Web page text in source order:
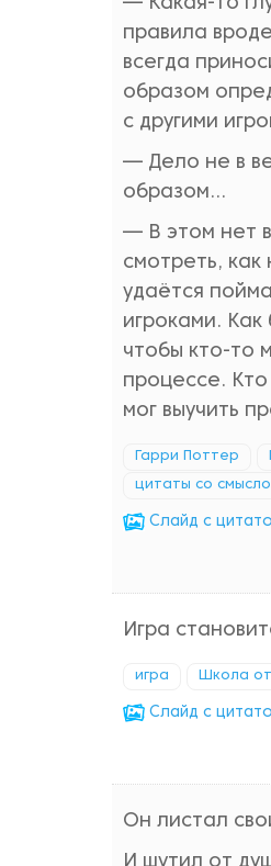
— Какая-то
правила
всегда
образом
с другими
— Дело не в
образом…
— В этом нет
смотреть, как
удаётся
игроками.
чтобы кто-то
процессе.
мог выучить
Гарри Поттер
цитаты со
Cлайд с
Игра
игра Школа
Cлайд с
Он листал
И шутил от